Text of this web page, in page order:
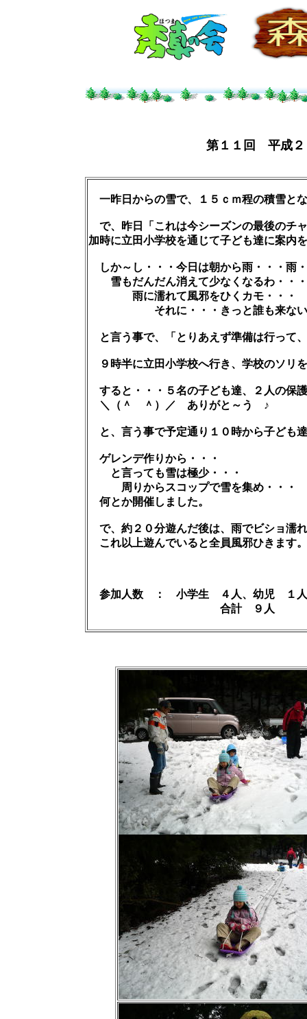
第１１回 平成
一昨日からの雪で、１５ｃｍ程の積雪と
で、昨日「これは今シーズンの最後のチ
加時に立田小学校を通じて子ども達に案内
しか～し・・・今日は朝から雨・・・雨
雪もだんだん消えて少なくなるわ・・・
雨に濡れて風邪をひくカモ・・・
それに・・・きっと誰も来ない
と言う事で、「とりあえず準備は行って
９時半に立田小学校へ行き、学校のソリ
すると・・・５名の子ども達、２人の保
＼（＾ ＾）／ ありがと～う ♪
と、言う事で予定通り１０時から子ども
ゲレンデ作りから・・・
と言っても雪は極少・・・
周りからスコップで雪を集め・・・
何とか開催しました。
で、約２０分遊んだ後は、雨でビショ濡
これ以上遊んでいると全員風邪ひきます。
参加人数 ： 小学生 ４人、幼児 １人
合計 ９人